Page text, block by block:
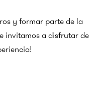
y formar parte de la
invitamos a disfrutar de